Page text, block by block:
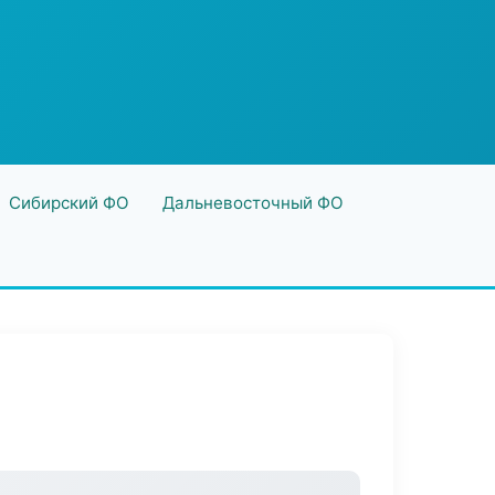
Сибирский ФО Дальневосточный ФО